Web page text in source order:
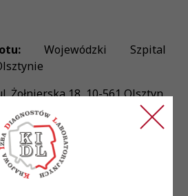
Wojewódzki Szpital
Żołnierska 18, 10-561 Olsztyn
Zakład Bakteriologii WSS W
laboratoryjnego.
prawo wykonywania zawodu